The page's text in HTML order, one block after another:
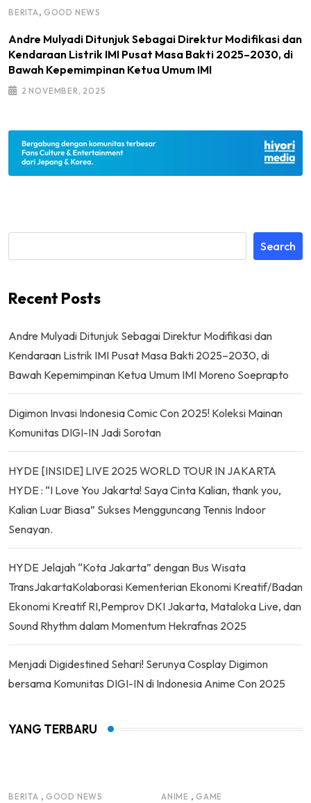
BERITA , GOOD NEWS
Andre Mulyadi Ditunjuk Sebagai Direktur Modifikasi dan
Kendaraan Listrik IMI Pusat Masa Bakti 2025–2030, di
Bawah Kepemimpinan Ketua Umum IMI
2 NOVEMBER, 2025
Search
Recent Posts
Andre Mulyadi Ditunjuk Sebagai Direktur Modifikasi dan
Kendaraan Listrik IMI Pusat Masa Bakti 2025–2030, di
Bawah Kepemimpinan Ketua Umum IMI Moreno Soeprapto
Digimon Invasi Indonesia Comic Con 2025! Koleksi Mainan
Komunitas DIGI-IN Jadi Sorotan
HYDE [INSIDE] LIVE 2025 WORLD TOUR IN JAKARTA
HYDE : “I Love You Jakarta! Saya Cinta Kalian, thank you,
Kalian Luar Biasa” Sukses Mengguncang Tennis Indoor
Senayan.
HYDE Jelajah “Kota Jakarta” dengan Bus Wisata
TransJakartaKolaborasi Kementerian Ekonomi Kreatif/Badan
Ekonomi Kreatif RI,Pemprov DKI Jakarta, Mataloka Live, dan
Sound Rhythm dalam Momentum Hekrafnas 2025
Menjadi Digidestined Sehari! Serunya Cosplay Digimon
bersama Komunitas DIGI-IN di Indonesia Anime Con 2025
YANG TERBARU
BERITA , GOOD NEWS ANIME , GAME